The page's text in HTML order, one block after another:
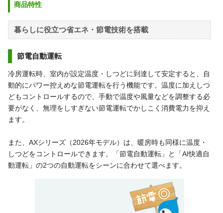
商品特性
暮らしに役立つ省エネ・節電技術を搭載
節電自動運転
冷房運転時、室内が設定温度・しつどに到達して安定すると、自
動的にパワー控えめな節電運転を行う機能です。温度に加えしつ
どもコントロールするので、手動で温度や風量などを調整する必
要がなく、無理をしすぎない節電運転でかしこく消費電力を抑え
ます。
また、AXシリーズ（2026年モデル）は、暖房時も同様に温度・
しつどをコントロールできます。「節電自動運転」と「AI快適自
動運転」の2つの自動運転をシーンに合わせて選べます。